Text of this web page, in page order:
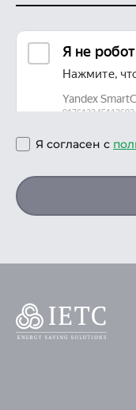
Я согласен с